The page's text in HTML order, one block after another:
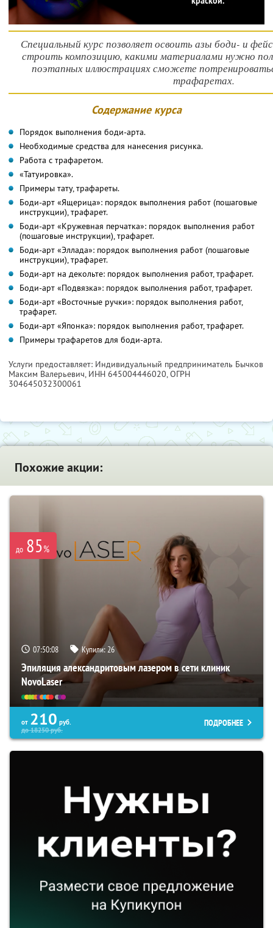
Специальный курс позволяет освоить азы боди- и
строить композицию, какими материалами нужно
поэтапных иллюстрациях сможете
трафаретах.
Содержание курса
Порядок выполнения боди-арта.
Необходимые средства для нанесения рисунка.
Работа с трафаретом.
«Татуировка».
Примеры тату, трафареты.
Боди-арт «Ящерица»: порядок выполнения работ (пошаговые
инструкции), трафарет.
Боди-арт «Кружевная перчатка»: порядок выполнения работ
(пошаговые инструкции), трафарет.
Боди-арт «Эллада»: порядок выполнения работ (пошаговые
инструкции), трафарет.
Боди-арт на декольте: порядок выполнения работ, трафарет.
Боди-арт «Подвязка»: порядок выполнения работ, трафарет.
Боди-арт «Восточные ручки»: порядок выполнения работ,
трафарет.
Боди-арт «Японка»: порядок выполнения работ, трафарет.
Примеры трафаретов для боди-арта.
Услуги предоставляет: Индивидуальный предприниматель Бычков
Максим Валерьевич, ИНН 645004446020, ОГРН
304645032300061
Похожие акции:
до 85%
07:50:07 Купили:26
Эпиляция александритовым лазером в сети клиник
NovoLaser
от 210 руб.
до18250руб.
ПОДРОБНЕЕ